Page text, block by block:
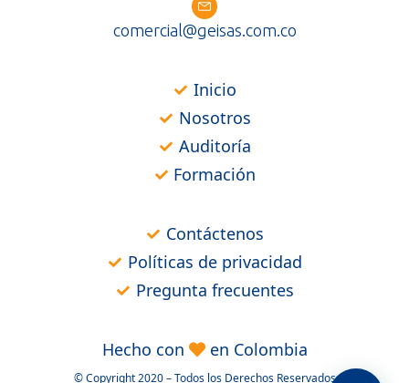
comercial@geisas.com.co
Inicio
Nosotros
Auditoría
Formación
Contáctenos
Políticas de privacidad
Pregunta frecuentes
Hecho con en Colombia
© Copyright 2020 – Todos los Derechos Reservados